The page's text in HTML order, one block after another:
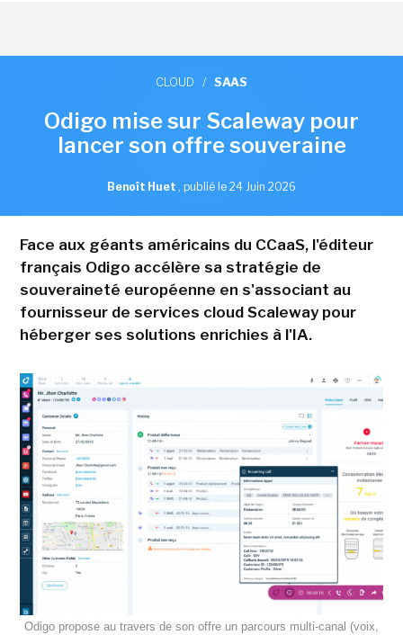
CLOUD / SAAS
Odigo mise sur Scaleway pour
lancer son offre souveraine
Benoît Huet , publié le 24 Juin 2026
Face aux géants américains du CCaaS, l'éditeur
français Odigo accélère sa stratégie de
souveraineté européenne en s'associant au
fournisseur de services cloud Scaleway pour
héberger ses solutions enrichies à l'IA.
Odigo propose au travers de son offre un parcours multi-canal (voix,